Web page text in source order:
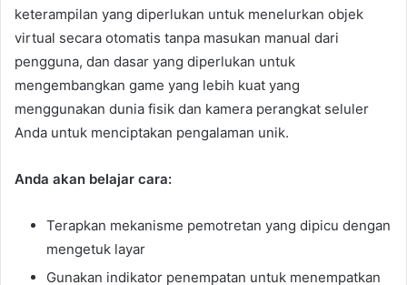
keterampilan yang diperlukan untuk menelurkan objek
virtual secara otomatis tanpa masukan manual dari
pengguna, dan dasar yang diperlukan untuk
mengembangkan game yang lebih kuat yang
menggunakan dunia fisik dan kamera perangkat seluler
Anda untuk menciptakan pengalaman unik.
Anda akan belajar cara:
Terapkan mekanisme pemotretan yang dipicu dengan
mengetuk layar
Gunakan indikator penempatan untuk menempatkan